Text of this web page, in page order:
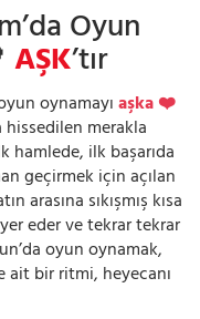
Oyun
AŞK’tır
oynamayıaşka ❤️
merakla
hamlede, ilk başarıda
geçirmek için açılan
arasına sıkışmış kısa
eder ve tekrar tekrar
oyun oynamak,
ait bir ritmi, heyecanı